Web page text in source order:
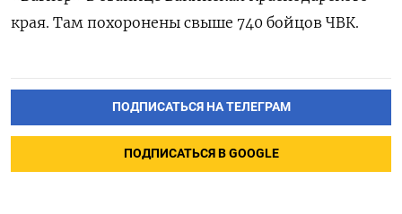
края. Там похоронены свыше 740 бойцов ЧВК.
ПОДПИСАТЬСЯ НА ТЕЛЕГРАМ
ПОДПИСАТЬСЯ В GOOGLE